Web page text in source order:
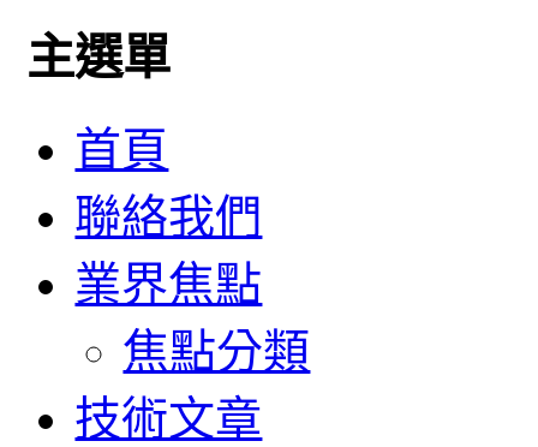
主選單
首頁
聯絡我們
業界焦點
焦點分類
技術文章